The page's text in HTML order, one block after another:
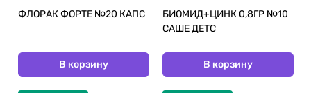
ФЛОРАК ФОРТЕ №20 КАПС
В корзину
БИОМИД+ЦИНК 0,8ГР №10
САШЕ ДЕТС
В корзину